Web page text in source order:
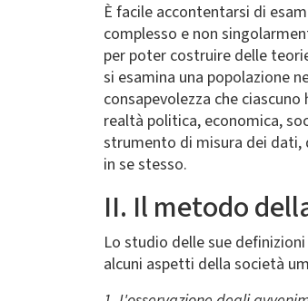
È facile accontentarsi di
complesso e non
per poter costruire delle
si esamina una popolazione
consapevolezza che
realtà politica, economica,
strumento di misura dei dati,
in se stesso.
II. Il metodo
Lo studio delle sue
alcuni aspetti della società